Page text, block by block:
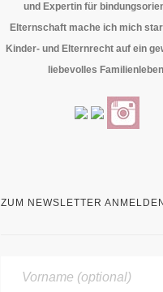
und Expertin für
Elternschaft mache ich mich
Kinder- und Elternrecht auf ein
liebevolles
ZUM NEWSLETTER